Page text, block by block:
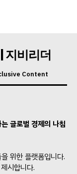
지비리더
Content
글로벌 경제의 나침
위한 플랫폼입니다.
시합니다.